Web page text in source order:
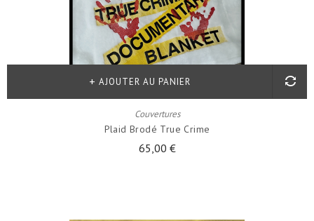
Couvertures
Plaid Brodé True Crime
65,00 €
AJOUTER AU PANIER